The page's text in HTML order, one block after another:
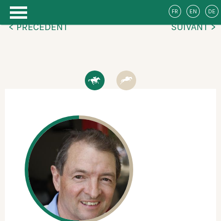
FR EN DE
< PRÉCÉDENT SUIVANT >